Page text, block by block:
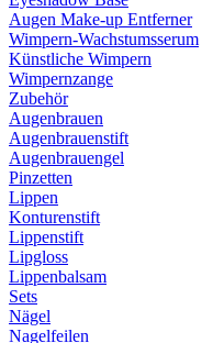
Augen Make-up Entferner
Wimpern-Wachstumsserum
Künstliche Wimpern
Wimpernzange
Zubehör
Augenbrauen
Augenbrauenstift
Augenbrauengel
Pinzetten
Lippen
Konturenstift
Lippenstift
Lipgloss
Lippenbalsam
Sets
Nägel
Nagelfeilen